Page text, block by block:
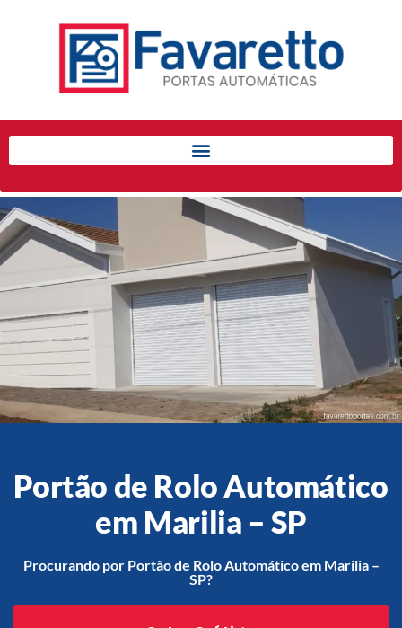
Início
Produtos
Porta de Enrolar Automática
Automatizadores
Acessórios Para Portas de
Enrolar
Pintura eletrostática
Portfólio
Contato
Acessórios
Automatização
Portão de Garagem de
Enrolar em Teresópolis – RJ
Portão de Rolo Automático
em Marilia – SP
Procurando por Portão de Rolo Automático em Marilia –
SP?